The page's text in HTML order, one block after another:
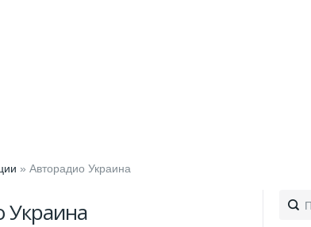
» Авторадио Украина
Украина